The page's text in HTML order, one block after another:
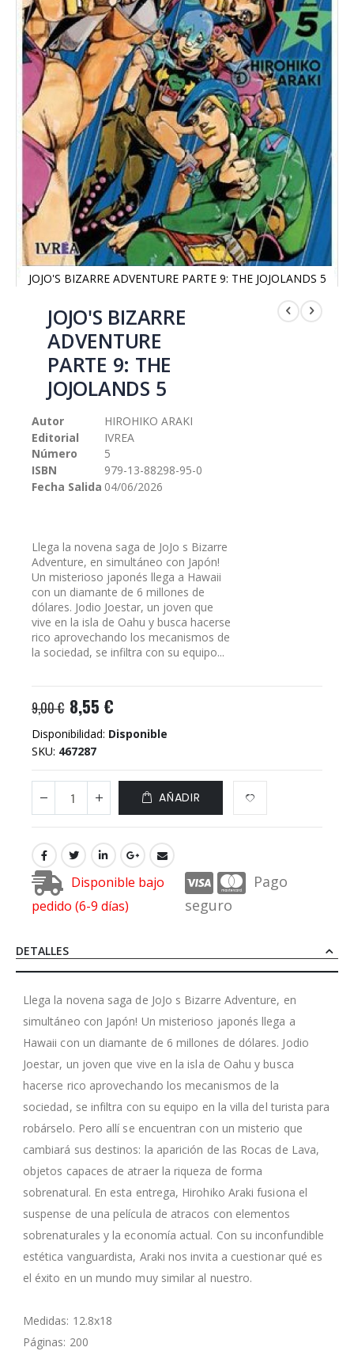
JOJO'S BIZARRE ADVENTURE PARTE 9: THE JOJOLANDS 5
comienzo
imágenes
JOJO'S BIZARRE
ADVENTURE
PARTE 9: THE
JOJOLANDS 5
Autor
HIROHIKO ARAKI
Editorial
IVREA
Número
5
ISBN
979-13-88298-95-0
Fecha Salida 04/06/2026
Llega la novena saga de JoJo s Bizarre
Adventure, en simultáneo con Japón!
Un misterioso japonés llega a Hawaii
con un diamante de 6 millones de
dólares. Jodio Joestar, un joven que
vive en la isla de Oahu y busca hacerse
rico aprovechando los mecanismos de
la sociedad, se infiltra con su equipo...
9,00 € 8,55 €
Disponibilidad: Disponible
SKU 467287
AÑADIR
Disponible bajo
pedido (6-9 días)
Pago
seguro
DETALLES
Llega la novena saga de JoJo s Bizarre Adventure, en
simultáneo con Japón! Un misterioso japonés llega a
Hawaii con un diamante de 6 millones de dólares. Jodio
Joestar, un joven que vive en la isla de Oahu y busca
hacerse rico aprovechando los mecanismos de la
sociedad, se infiltra con su equipo en la villa del turista para
robárselo. Pero allí se encuentran con un misterio que
cambiará sus destinos: la aparición de las Rocas de Lava,
objetos capaces de atraer la riqueza de forma
sobrenatural. En esta entrega, Hirohiko Araki fusiona el
suspense de una película de atracos con elementos
sobrenaturales y la economía actual. Con su inconfundible
estética vanguardista, Araki nos invita a cuestionar qué es
el éxito en un mundo muy similar al nuestro.
Medidas: 12.8x18
Páginas: 200